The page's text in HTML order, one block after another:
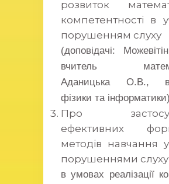
розвиток
компетентності в
порушенням слуху
(доповідачі:
вчитель
Аданицька О.В.,
фізики та
Про
ефективних
методів навчання
порушеннями слуху
в умовах реалізації